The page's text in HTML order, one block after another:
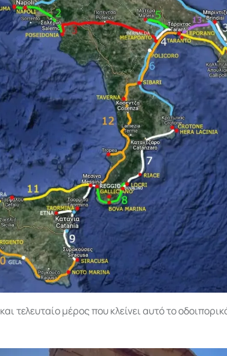
και τελευταίο μέρος που κλείνει αυτό το